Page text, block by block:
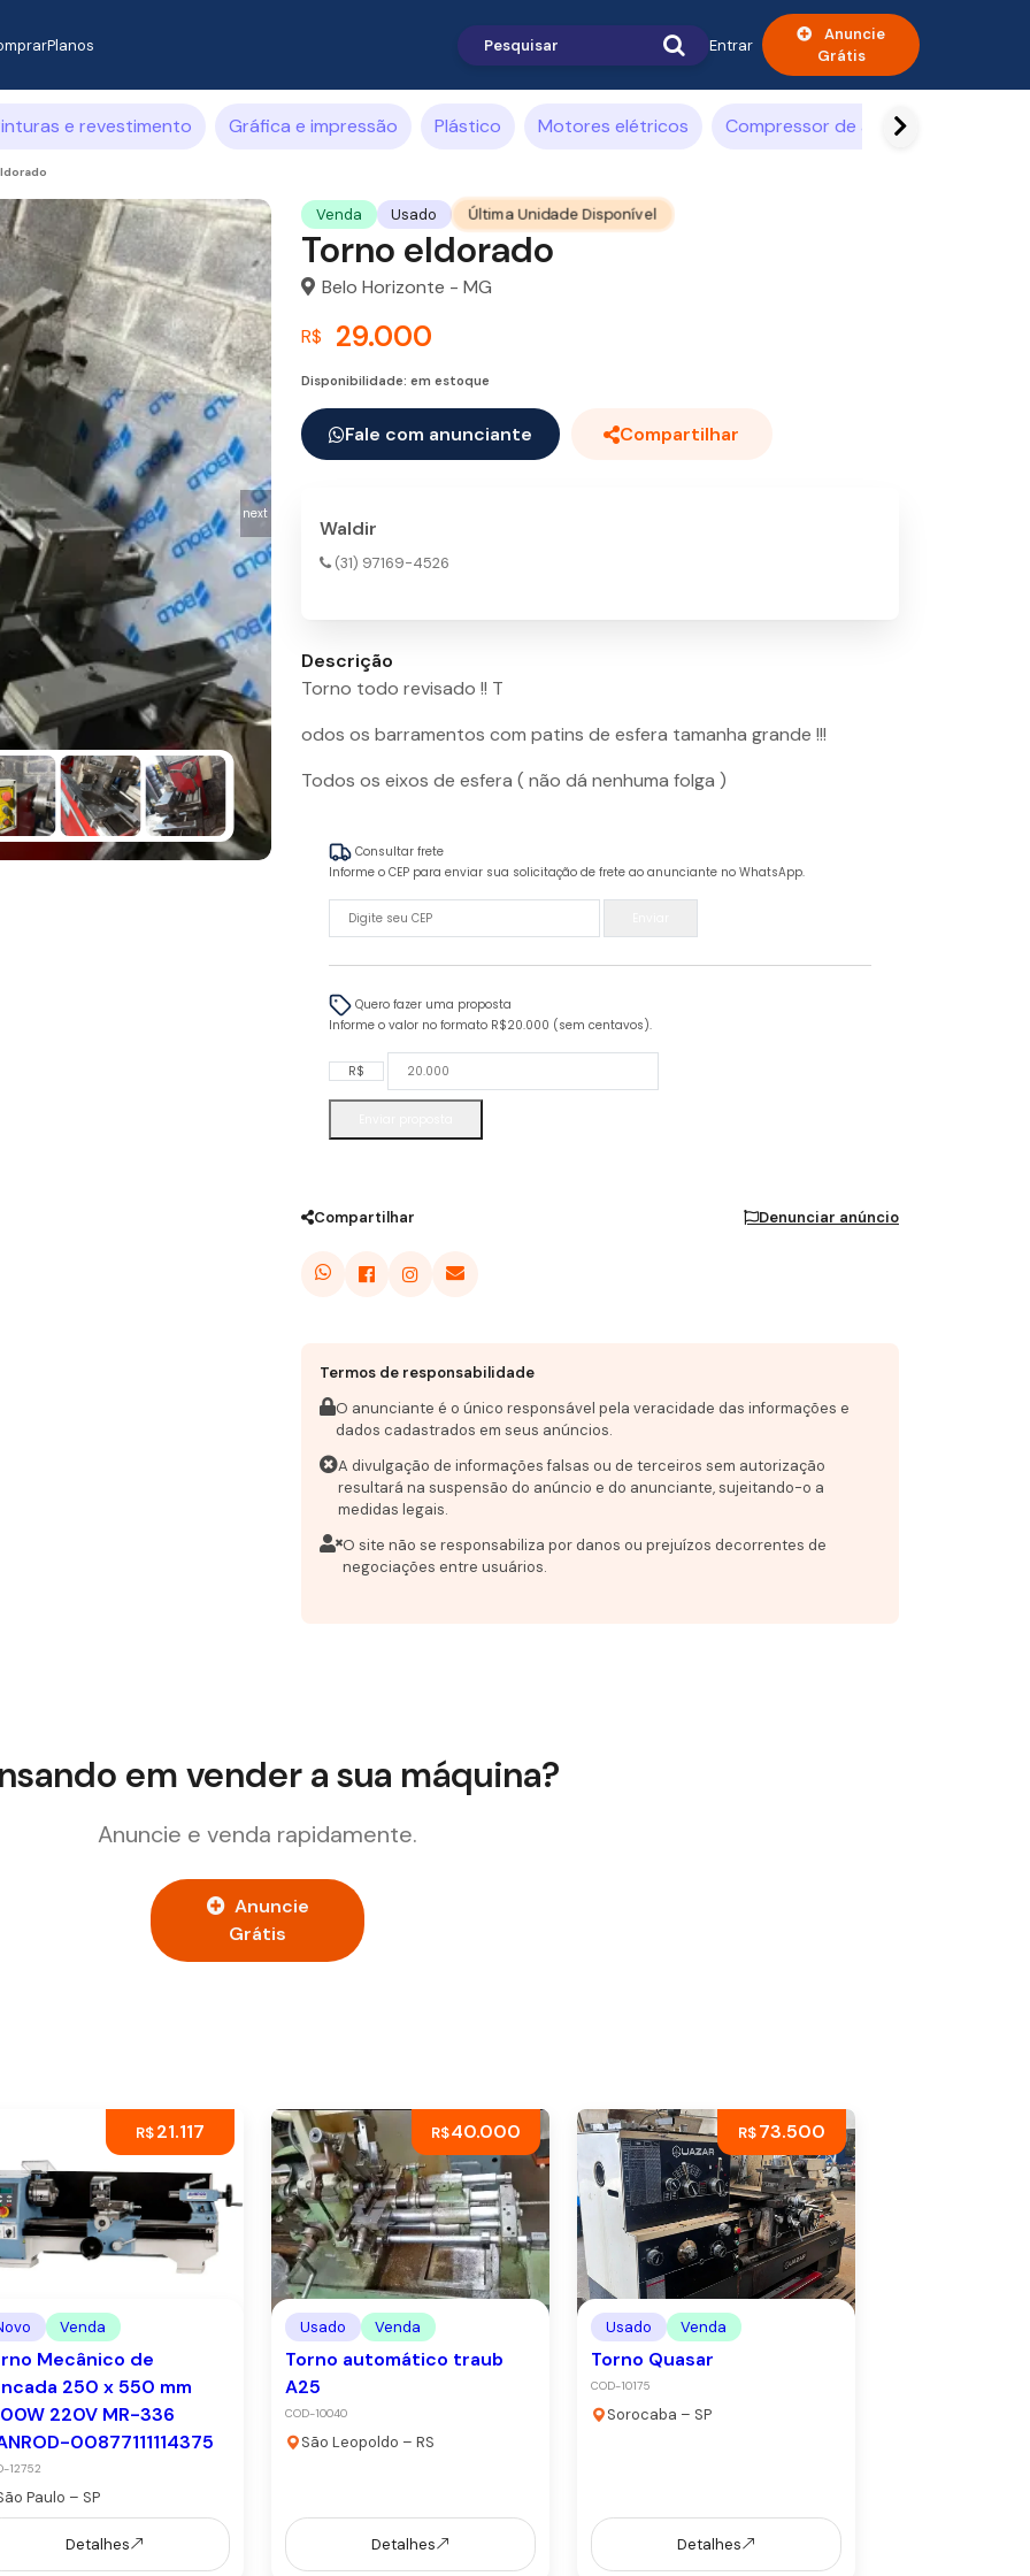
Planos Entrar
Anuncie
Grátis
e revestimento Gráfica e impressão Plástico Motores elétricos Compressor de ar
next
Venda Usado Última Unidade Disponível
Torno eldorado
Belo Horizonte - MG
R$ 29.000
Disponibilidade: em estoque
Fale com anunciante Compartilhar
Waldir
(31) 97169-4526
Descrição
Torno todo revisado !! T
odos os barramentos com patins de esfera tamanha grande !!!
Todos os eixos de esfera ( não dá nenhuma folga )
Consultar frete
Informe o CEP para enviar sua solicitação de frete ao anunciante no WhatsApp.
Quero fazer uma proposta
Informe o valor no formato R$20.000 (sem centavos).
R$
Compartilhar Denunciar anúncio
Termos de responsabilidade
O anunciante é o único responsável pela veracidade das informações e
dados cadastrados em seus anúncios.
A divulgação de informações falsas ou de terceiros sem autorização
resultará na suspensão do anúncio e do anunciante, sujeitando-o a
medidas legais.
O site não se responsabiliza por danos ou prejuízos decorrentes de
negociações entre usuários.
em vender a sua máquina?
Anuncie e venda rapidamente.
Anuncie
Grátis
R$21.117
Venda
Mecânico de
250 x 550 mm
220V MR-336
00877111114375
12752
Paulo – SP
Detalhes
R$40.000
Usado Venda
Torno automático traub
A25
COD-10040
São Leopoldo – RS
Detalhes
R$73.500
Usado Venda
Torno Quasar
COD-10175
Sorocaba – SP
Detalhes